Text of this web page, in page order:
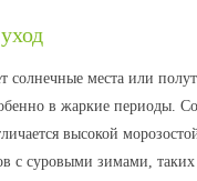
солнечные места или
в жаркие периоды.
высокой
с суровыми зимами,